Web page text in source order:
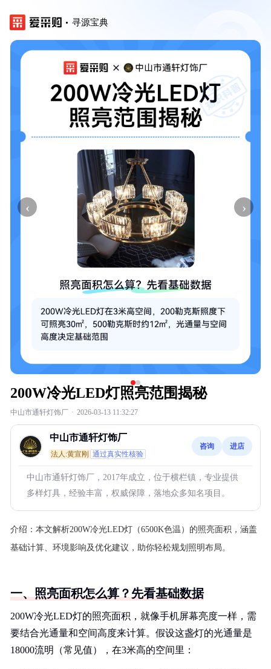
寻源宝典
‹ ›
200W冷光LED灯照亮范围揭秘
中山市通轩灯饰厂 · 2026-03-13 11:32:27
中山市通轩灯饰厂
法人:黄宣刚 通过真实性核验
咨询 进店
中山市通轩灯饰厂，2017年成立，位于横栏镇，专业提供
多样灯具，经验丰富，权威保障，落地众多知名项目。
介绍： 本文解析200W冷光LED灯（6500K色温）的照亮面积，涵盖
基础计算、环境影响及优化建议，助你轻松规划照明布局。
一、照亮面积怎么算？先看基础数据
200W冷光LED灯的照亮面积，就像手机屏幕亮度一样，需
要结合光通量和空间高度来计算。假设这盏灯的光通量是
18000流明（常见值），在3米高的空间里：